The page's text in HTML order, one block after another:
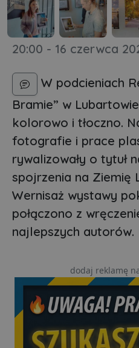
20:00 - 16 czerwca
W podcieniach
Bramie” w
kolorowo i tłoczno.
fotografie i prace
rywalizowały o tytuł
spojrzenia na Ziemię
Wernisaż wystawy
połączono z
najlepszych autorów.
dodaj reklamę